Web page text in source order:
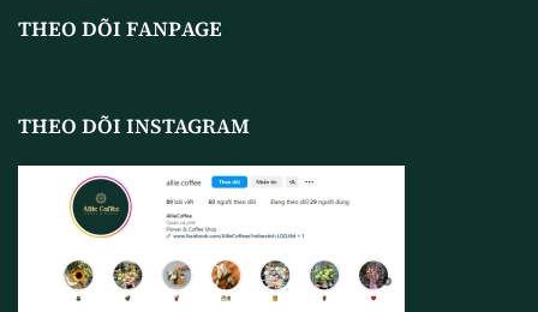
THEO DÕI FANPAGE
THEO DÕI INSTAGRAM